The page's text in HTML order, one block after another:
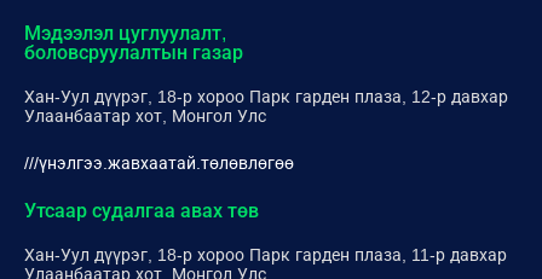
Мэдээлэл цуглуулалт,
боловсруулалтын газар
Хан-Уул дүүрэг, 18-р хороо Парк гарден плаза, 12-р давхар
Улаанбаатар хот, Монгол Улс
///үнэлгээ.жавхаатай.төлөвлөгөө
Утсаар судалгаа авах төв
Хан-Уул дүүрэг, 18-р хороо Парк гарден плаза, 11-р давхар
Улаанбаатар хот, Монгол Улс